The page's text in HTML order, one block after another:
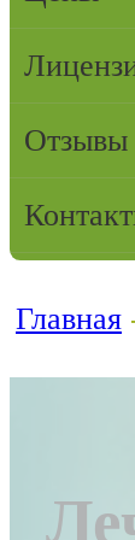
Отзывы
Главная